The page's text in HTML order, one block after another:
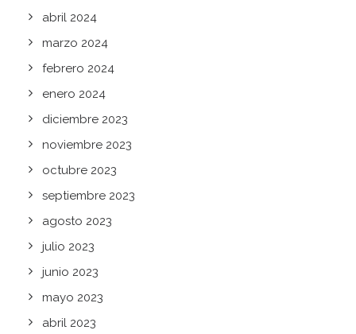
abril 2024
marzo 2024
febrero 2024
enero 2024
diciembre 2023
noviembre 2023
octubre 2023
septiembre 2023
agosto 2023
julio 2023
junio 2023
mayo 2023
abril 2023